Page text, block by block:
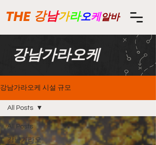
강남가라오케알바
THE
강남가라오케
강남가라오케 시설 규모
All Posts
강남가라오
All Posts